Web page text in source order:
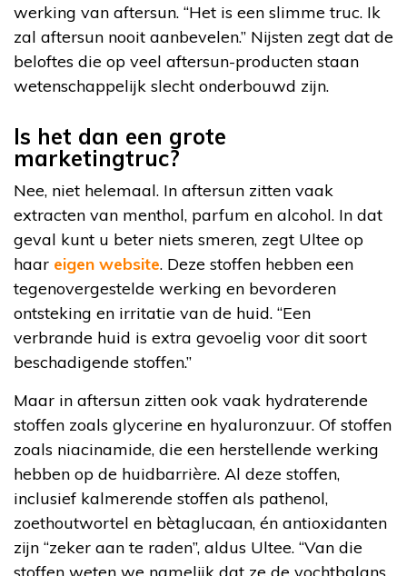
werking van aftersun. “Het is een slimme truc. Ik
zal aftersun nooit aanbevelen.” Nijsten zegt dat de
beloftes die op veel aftersun-producten staan
wetenschappelijk slecht onderbouwd zijn.
Is het dan een grote
marketingtruc?
Nee, niet helemaal. In aftersun zitten vaak
extracten van menthol, parfum en alcohol. In dat
geval kunt u beter niets smeren, zegt Ultee op
haar eigen website. Deze stoffen hebben een
tegenovergestelde werking en bevorderen
ontsteking en irritatie van de huid. “Een
verbrande huid is extra gevoelig voor dit soort
beschadigende stoffen.”
Maar in aftersun zitten ook vaak hydraterende
stoffen zoals glycerine en hyaluronzuur. Of stoffen
zoals niacinamide, die een herstellende werking
hebben op de huidbarrière. Al deze stoffen,
inclusief kalmerende stoffen als pathenol,
zoethoutwortel en bètaglucaan, én antioxidanten
zijn “zeker aan te raden”, aldus Ultee. “Van die